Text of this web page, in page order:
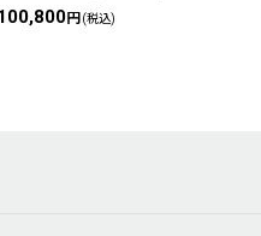
円(税込)